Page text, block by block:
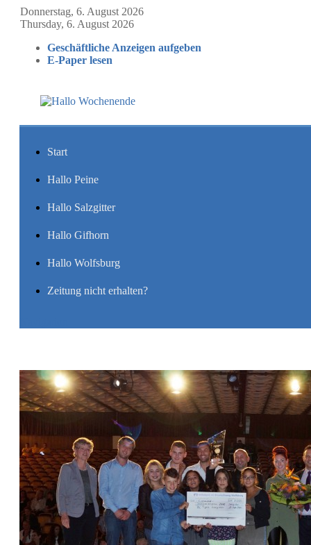
Donnerstag, 6. August 2026
Thursday, 6. August 2026
Geschäftliche Anzeigen aufgeben
E-Paper lesen
Start
Hallo Peine
Hallo Salzgitter
Hallo Gifhorn
Hallo Wolfsburg
Zeitung nicht erhalten?